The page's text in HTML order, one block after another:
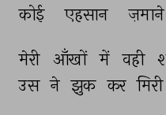
कोई एहसान ज़माने
मेरी आँखों में वही
उस ने झुक कर मिरी